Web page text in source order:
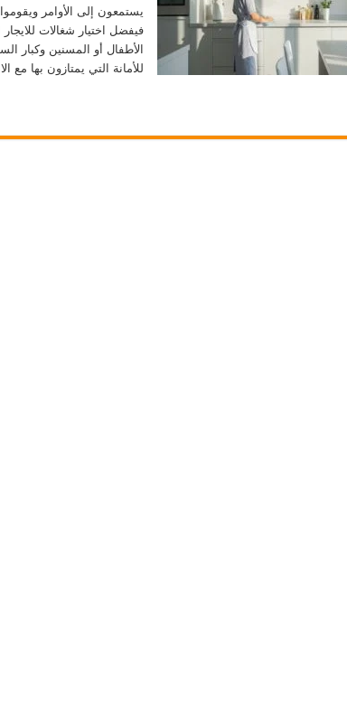
يستمعون إلى الأوامر ويقوموا
فيفضل اختيار شغالات
الأطفال أو المسنين وكبار
للأمانة التي يمتازون بها مع